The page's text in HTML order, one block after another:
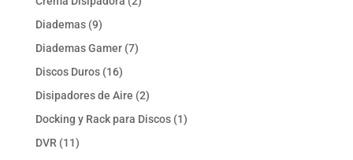
Diademas 99
productos
Diademas Gamer 77
Discos Duros 1616
productos
Disipadores de Aire 22
productos
Docking y Rack para Discos 11
DVR 1111